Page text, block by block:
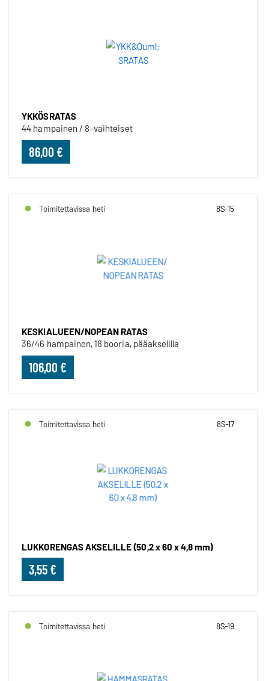
YKKÖSRATAS
44 hampainen / 8-vaihteiset
86,00 €
Toimitettavissa heti 8S-15
KESKIALUEEN/NOPEAN RATAS
36/46 hampainen, 18 booria, pääakselilla
106,00 €
Toimitettavissa heti 8S-17
LUKKORENGAS AKSELILLE (50,2 x 60 x 4,8 mm)
3,55 €
Toimitettavissa heti 8S-19